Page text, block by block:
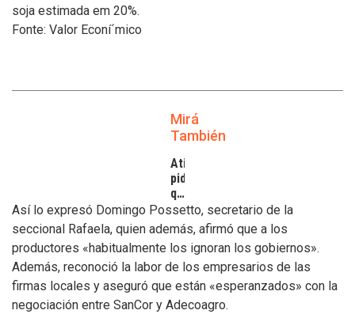
soja estimada em 20%.
Fonte: Valor Econí´mico
Mirá
También
Atilra
pide
que
se
atiendan
inconvenientes
de
los
tamberos
Así lo expresó Domingo Possetto, secretario de la
seccional Rafaela, quien además, afirmó que a los
productores «habitualmente los ignoran los gobiernos».
Además, reconoció la labor de los empresarios de las
firmas locales y aseguró que están «esperanzados» con la
negociación entre SanCor y Adecoagro.